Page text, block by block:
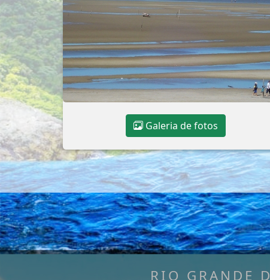
Galeria de fotos
RIO GRANDE